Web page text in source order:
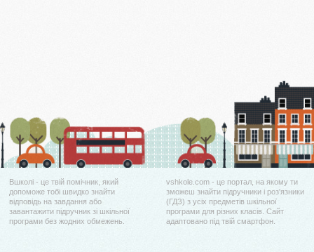
Вшколі - це твій помічник, який
допоможе тобі швидко знайти
відповідь на завдання або
завантажити підручник зі шкільної
програми без жодних обмежень.
vshkole.com - це портал, на якому ти
зможеш знайти підручники і роз'язники
(ГДЗ) з усіх предметів шкільної
програми для різних класів. Сайт
адаптовано під твій смартфон.